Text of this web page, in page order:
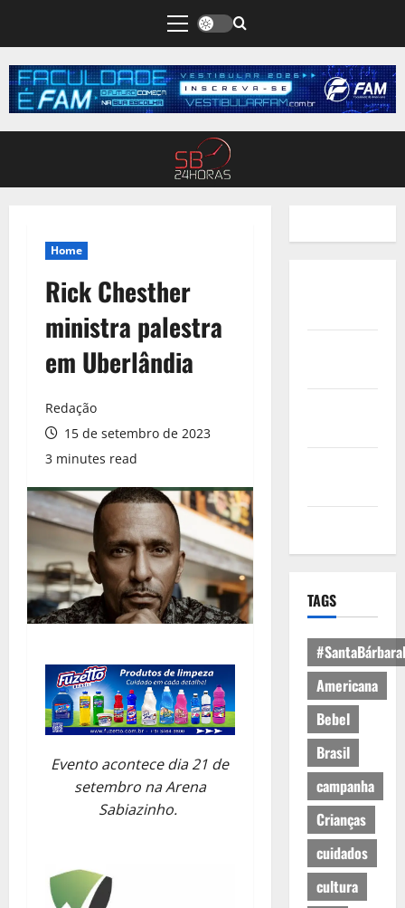
Home
Rick Chesther
ministra palestra
em Uberlândia
Redação
15 de setembro de 2023
3 minutes read
Evento acontece dia 21 de
setembro na Arena
Sabiazinho.
TAGS
Americana
Bebel
Brasil
campanha
Crianças
cuidados
cultura